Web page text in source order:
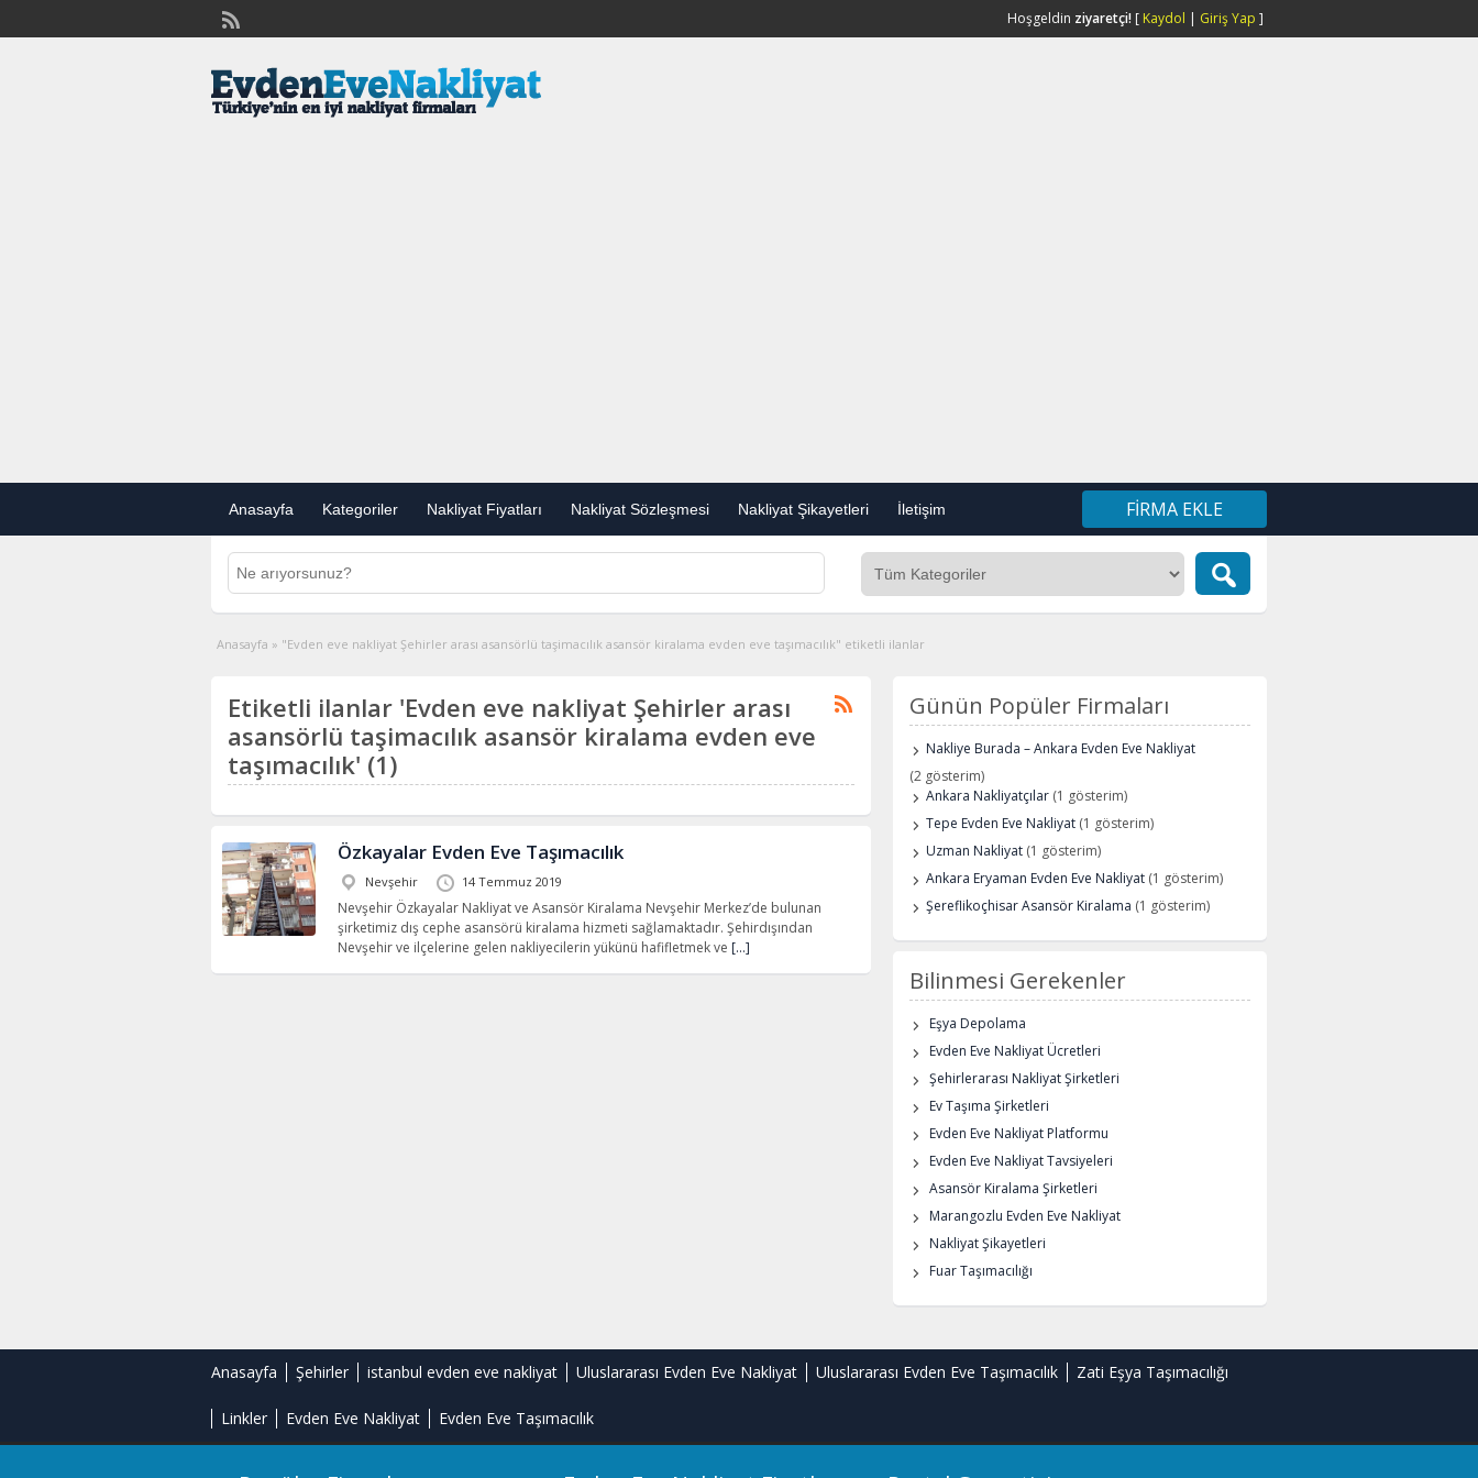
Hoşgeldin ziyaretçi! [ Kaydol | Giriş Yap ]
Anasayfa Kategoriler Nakliyat Fiyatları Nakliyat Sözleşmesi Nakliyat Şikayetleri İletişim FIRMA EKLE
Anasayfa » "Evden eve nakliyat Şehirler arası asansörlü taşimacılık asansör kiralama evden eve taşımacılık" etiketli ilanlar
Etiketli ilanlar 'Evden eve nakliyat Şehirler arası
asansörlü taşimacılık asansör kiralama evden eve
taşımacılık' (1)
Özkayalar Evden Eve Taşımacılık
Nevşehir 14 Temmuz 2019
Nevşehir Özkayalar Nakliyat ve Asansör Kiralama Nevşehir Merkez’de bulunan
şirketimiz dış cephe asansörü kiralama hizmeti sağlamaktadır. Şehirdışından
Nevşehir ve ilçelerine gelen nakliyecilerin yükünü hafifletmek ve […]
Günün Popüler Firmaları
Nakliye Burada – Ankara Evden Eve Nakliyat
(2 gösterim)
Ankara Nakliyatçılar (1 gösterim)
Tepe Evden Eve Nakliyat (1 gösterim)
Uzman Nakliyat (1 gösterim)
Ankara Eryaman Evden Eve Nakliyat (1 gösterim)
Şereflikoçhisar Asansör Kiralama (1 gösterim)
Bilinmesi Gerekenler
Eşya Depolama
Evden Eve Nakliyat Ücretleri
Şehirlerarası Nakliyat Şirketleri
Ev Taşıma Şirketleri
Evden Eve Nakliyat Platformu
Evden Eve Nakliyat Tavsiyeleri
Asansör Kiralama Şirketleri
Marangozlu Evden Eve Nakliyat
Nakliyat Şikayetleri
Fuar Taşımacılığı
Anasayfa Şehirler istanbul evden eve nakliyat Uluslararası Evden Eve Nakliyat Uluslararası Evden Eve Taşımacılık Zati Eşya Taşımacılığı
Linkler Evden Eve Nakliyat Evden Eve Taşımacılık